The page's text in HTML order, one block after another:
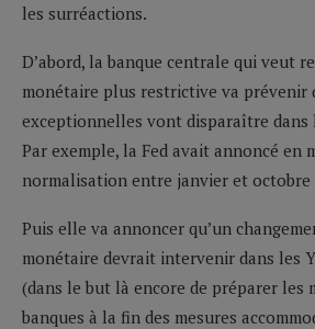
les surréactions.
D’abord, la banque centrale qui veut
monétaire plus restrictive va prévenir
exceptionnelles vont disparaître dans
Par exemple, la Fed avait annoncé en
normalisation entre janvier et octobre
Puis elle va annoncer qu’un
monétaire devrait intervenir dans les
(dans le but là encore de préparer les
banques à la fin des mesures